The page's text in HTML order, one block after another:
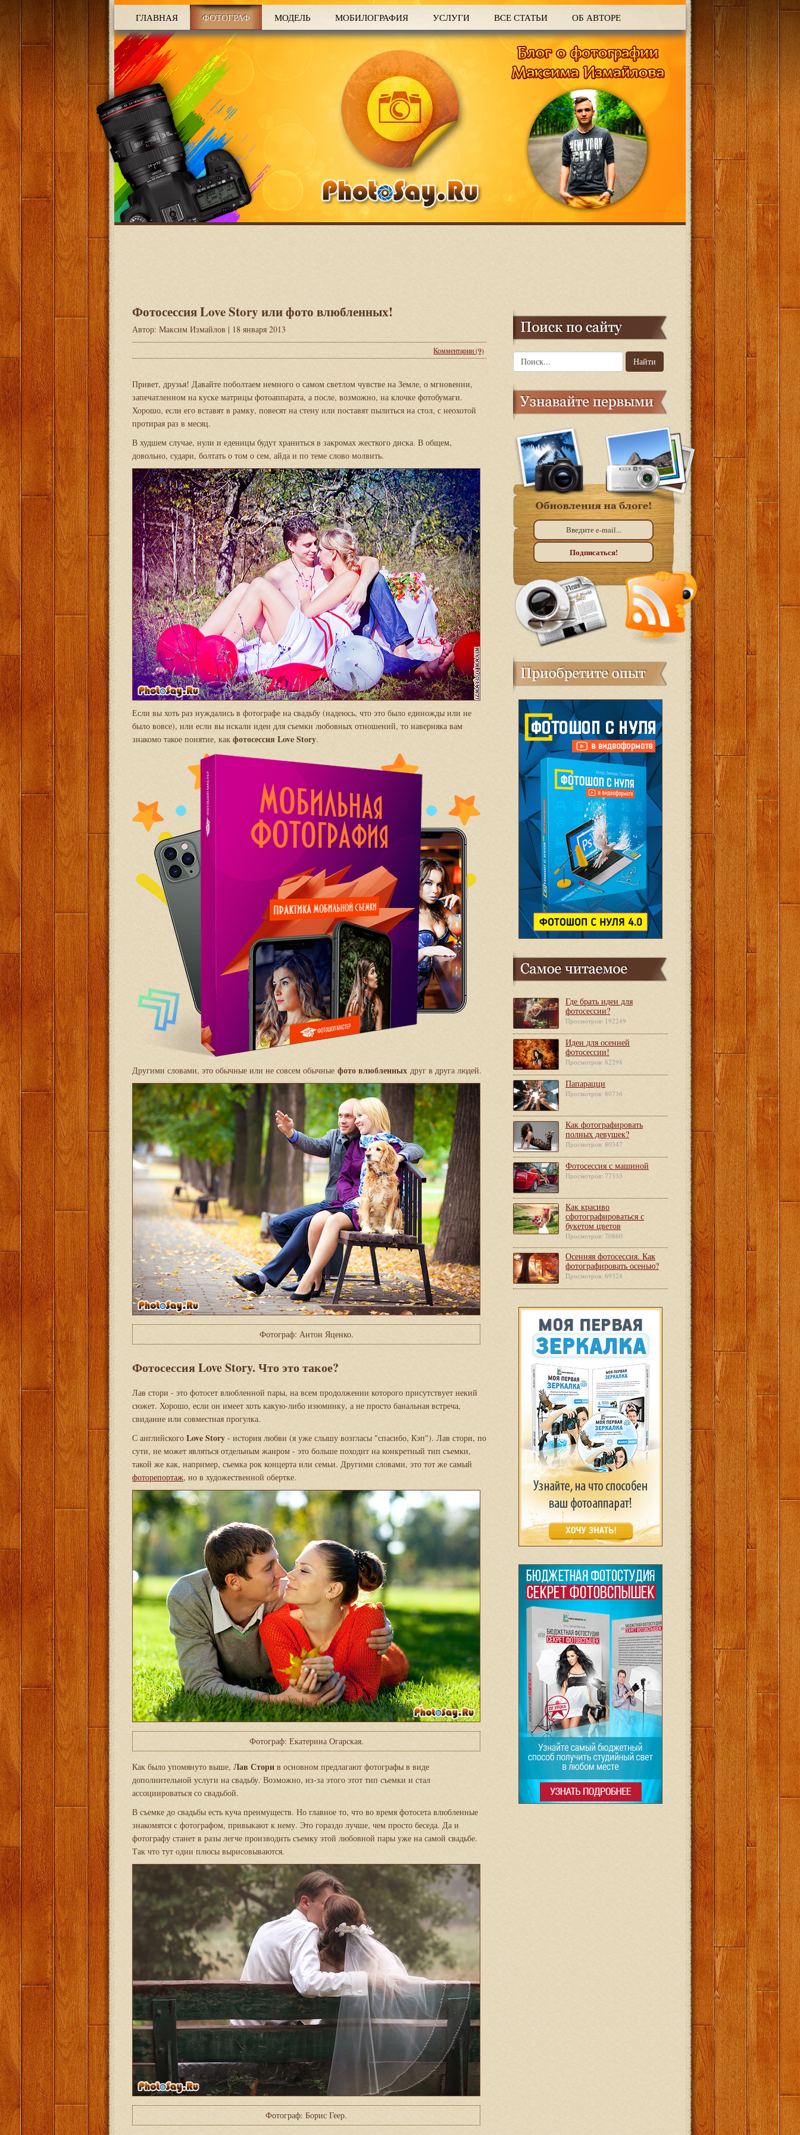
ГЛАВНАЯ ФОТОГРАФ МОДЕЛЬ МОБИЛОГРАФИЯ УСЛУГИ ВСЕ СТАТЬИ ОБ АВТОРЕ
Фотосессия Love Story или фото влюбленных!
Автор: Максим Измайлов | 18 января 2013
Комментарии (9)
Привет, друзья! Давайте поболтаем немного о самом светлом чувстве на Земле, о мгновении,
запечатленном на куске матрицы фотоаппарата, а после, возможно, на клочке фотобумаги.
Хорошо, если его вставят в рамку, повесят на стену или поставят пылиться на стол, с неохотой
протирая раз в месяц.
В худшем случае, нули и еденицы будут храниться в закромах жесткого диска. В общем,
довольно, судари, болтать о том о сем, айда и по теме слово молвить.
Если вы хоть раз нуждались в фотографе на свадьбу (надеюсь, что это было единожды или не
было вовсе), или если вы искали идеи для съемки любовных отношений, то наверняка вам
знакомо такое понятие, как фотосессия Love Story.
Другими словами, это обычные или не совсем обычные фото влюбленных друг в друга людей.
Фотограф: Антон Яценко.
Фотосессия Love Story. Что это такое?
Лав стори - это фотосет влюбленной пары, на всем продолжении которого присутствует некий
сюжет. Хорошо, если он имеет хоть какую-либо изюминку, а не просто банальная встреча,
свидание или совместная прогулка.
С английского Love Story - история любви (я уже слышу возгласы "спасибо, Кэп"). Лав стори, по
сути, не может являться отдельным жанром - это больше походит на конкретный тип съемки,
такой же как, например, съемка рок концерта или семьи. Другими словами, это тот же самый
фоторепортаж, но в художественной обертке.
Фотограф: Екатерина Огарская.
Как было упомянуто выше, Лав Стори в основном предлагают фотографы в виде
дополнительной услуги на свадьбу. Возможно, из-за этого этот тип съемки и стал
ассоциироваться со свадьбой.
В съемке до свадьбы есть куча преимуществ. Но главное то, что во время фотосета влюбленные
знакомятся с фотографом, привыкают к нему. Это гораздо лучше, чем просто беседа. Да и
фотографу станет в разы легче производить съемку этой любовной пары уже на самой свадьбе.
Так что тут одни плюсы вырисовываются.
Фотограф: Борис Геер.
Найти
Где брать идеи для
фотосессии?
Просмотров: 192249
Идеи для осенней
фотосессии!
Просмотров: 82298
Папарацци
Просмотров: 80736
Как фотографировать
полных девушек?
Просмотров: 80347
Фотосессия с машиной
Просмотров: 77333
Как красиво
сфотографироваться с
букетом цветов
Просмотров: 70860
Осенняя фотосессия. Как
фотографировать осенью?
Просмотров: 69324